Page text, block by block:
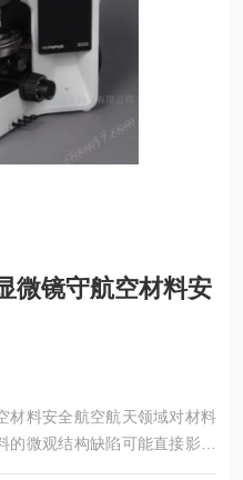
微镜守航空材料安
材料安全航空航天领域对材料
微观结构缺陷可能直接影响
式材料显微镜 BX53，凭借对